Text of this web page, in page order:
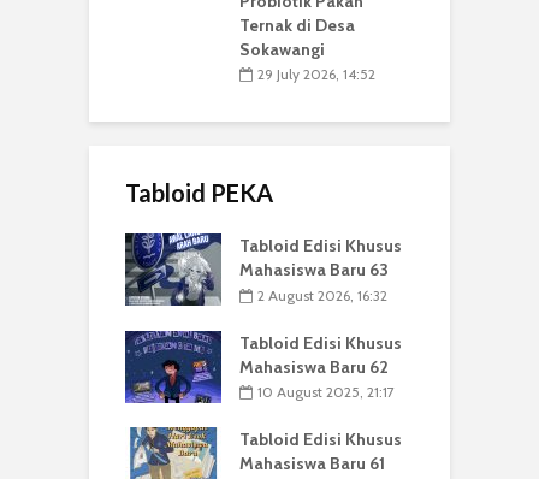
Ternak di Desa
Sokawangi
29 July 2026, 14:52
Tabloid PEKA
Tabloid Edisi Khusus
Mahasiswa Baru 63
2 August 2026, 16:32
Tabloid Edisi Khusus
Mahasiswa Baru 62
10 August 2025, 21:17
Tabloid Edisi Khusus
Mahasiswa Baru 61